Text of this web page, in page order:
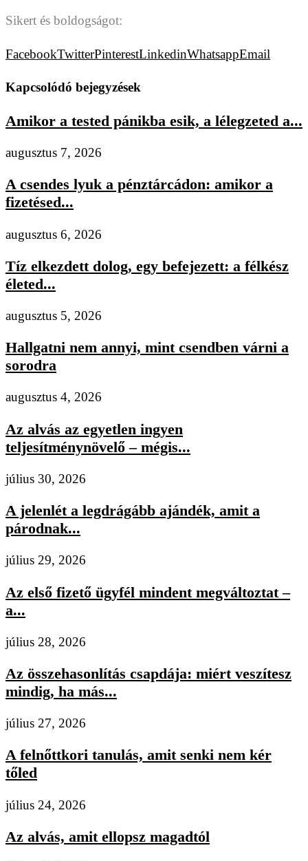
Sikert és boldogságot:
FacebookTwitterPinterestLinkedinWhatsappEmail
Kapcsolódó bejegyzések
Amikor a tested pánikba esik, a lélegzeted a...
augusztus 7, 2026
A csendes lyuk a pénztárcádon: amikor a
fizetésed...
augusztus 6, 2026
Tíz elkezdett dolog, egy befejezett: a félkész
életed...
augusztus 5, 2026
Hallgatni nem annyi, mint csendben várni a
sorodra
augusztus 4, 2026
Az alvás az egyetlen ingyen
teljesítménynövelő – mégis...
július 30, 2026
A jelenlét a legdrágább ajándék, amit a
párodnak...
július 29, 2026
Az első fizető ügyfél mindent megváltoztat –
a...
július 28, 2026
Az összehasonlítás csapdája: miért veszítesz
mindig, ha más...
július 27, 2026
A felnőttkori tanulás, amit senki nem kér
tőled
július 24, 2026
Az alvás, amit ellopsz magadtól